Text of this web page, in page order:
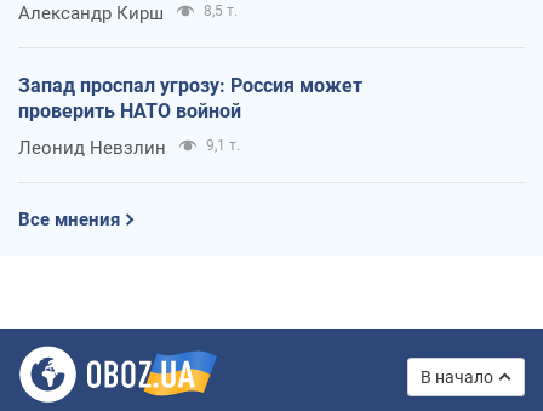
Александр Кирш 8,5 т.
Запад проспал угрозу: Россия может
проверить НАТО войной
Леонид Невзлин 9,1 т.
Все мнения
В начало